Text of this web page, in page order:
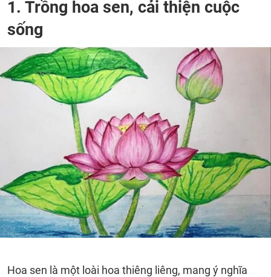
1. Trồng hoa sen, cải thiện cuộc
sống
Hoa sen là một loài hoa thiêng liêng, mang ý nghĩa